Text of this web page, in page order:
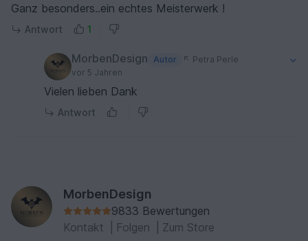
Ganz besonders..ein echtes Meisterwerk !
Antwort 1
MorbenDesign Autor
Petra Perle
vor 5 Jahren
Vielen lieben Dank
Antwort
MorbenDesign
9833 Bewertungen
Kontakt
Folgen Zum Store